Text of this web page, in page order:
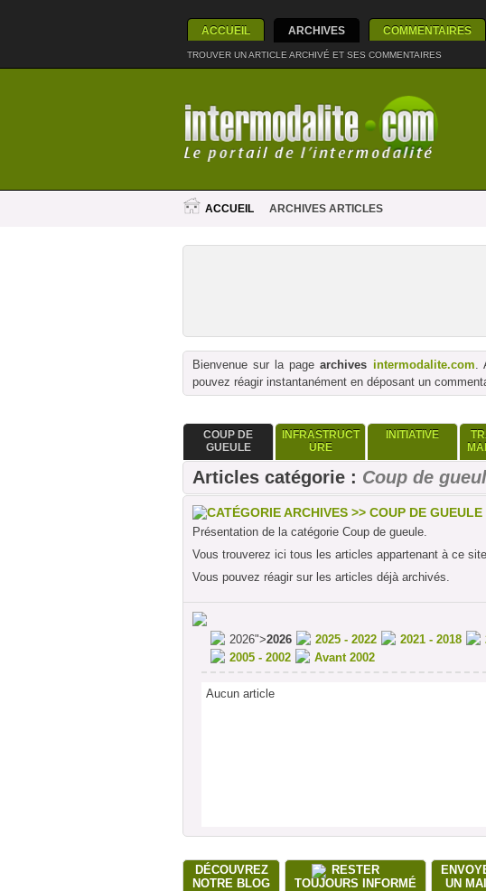
ACCUEIL ARCHIVES COMMENTAIRES
TROUVER UN ARTICLE ARCHIVÉ ET SES COMMENTAIRES
ACCUEIL ARCHIVES ARTICLES
Bienvenue sur la pagearchives intermodalite.com.
pouvez réagir instantanément en déposant un
COUP DE
GUEULE
INFRASTRUCT
URE
INITIATIVE
Articles catégorie : Coup de
CATÉGORIE ARCHIVES >> COUP DE GUEULE
Présentation de la catégorie Coup de gueule.
Vous trouverez ici tous les articles appartenant à ce
Vous pouvez réagir sur les articles déjà archivés.
2026">2026 2025 - 2022 2021 - 2018
2005 - 2002
Avant 2002
Aucun article
DÉCOUVREZ
NOTRE BLOG
RESTER
TOUJOURS INFORMÉ
UN